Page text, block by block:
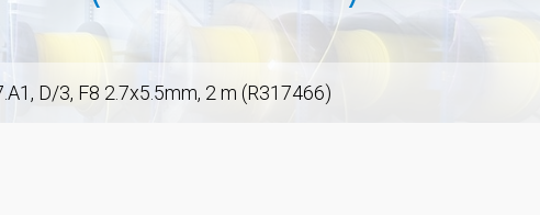
D/3, F8 2.7x5.5mm, 2 m (R317466)